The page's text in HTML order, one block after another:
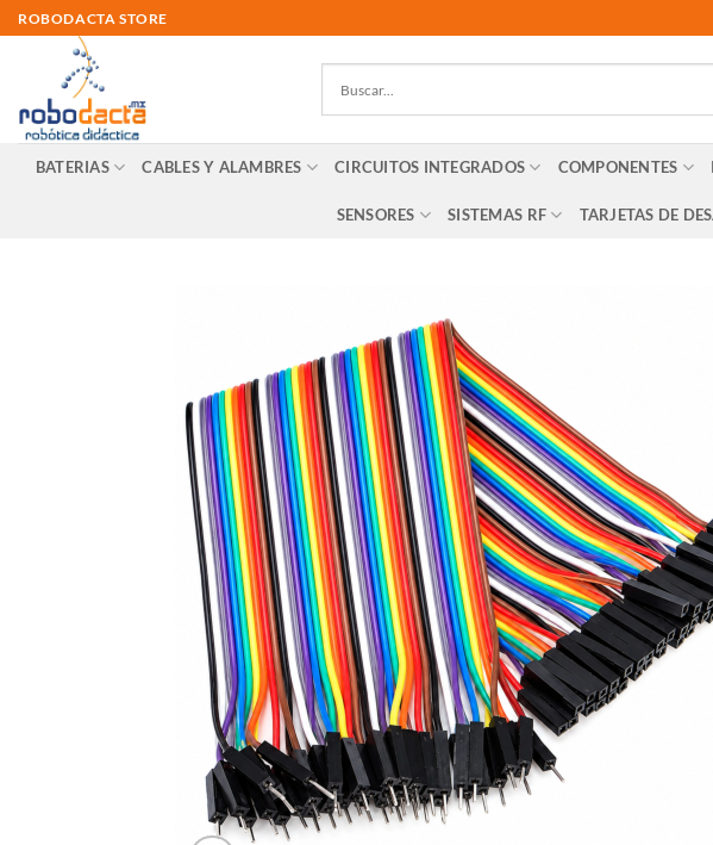
Skip
to
ROBODACTA STORE
BATERIAS CABLES Y ALAMBRES CIRCUITOS INTEGRADOS COMPONENTES
SENSORES SISTEMAS RF TARJETAS DE